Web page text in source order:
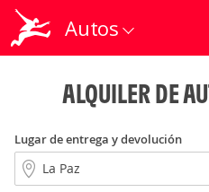
Autos
ALQUILER DE
Lugar de entrega y devolución